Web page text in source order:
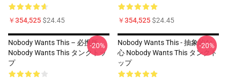
￥354,525$24.45 ￥354,525$24.45
Nobody Wants This – 必携版
Nobody Wants This タンクトッ
プ
-20%
Nobody Wants This - 抽象的な
心 Nobody Wants This タンクト
ップ
-20%